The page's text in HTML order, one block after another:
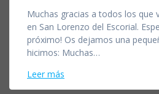
Muchas gracias a todos los que
en San Lorenzo del Escorial.
próximo! Os dejamos una
hicimos: Muchas…
Leer más